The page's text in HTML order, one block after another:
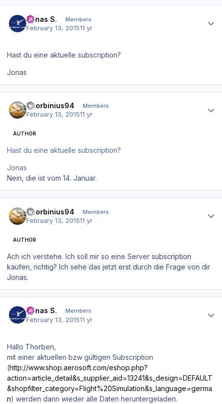
Jonas S. Members
February 13, 201511 yr
Hast du eine aktuelle subscription?
Jonas
Thorbinius94 Members
February 13, 201511 yr
AUTHOR
Hast du eine aktuelle subscription?
Jonas
Nein, die ist vom 14. Januar.
Thorbinius94 Members
February 13, 201511 yr
AUTHOR
Ach ich verstehe. Ich soll mir so eine Server subscription
kaufen, richtig? Ich sehe das jetzt erst durch die Frage von dir
Jonas.
Jonas S. Members
February 13, 201511 yr
Hallo Thorben,
mit einer aktuellen bzw gültigen Subscription
(http://www.shop.aerosoft.com/eshop.php?
action=article_detail&s_supplier_aid=13241&s_design=DEFAULT
&shopfilter_category=Flight%20Simulation&s_language=germa
n) werden dann wieder alle Daten heruntergeladen.